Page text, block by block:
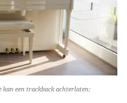
kan een trackback achterlaten: